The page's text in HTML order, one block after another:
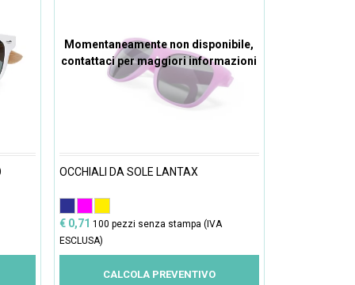
Momentaneamente non disponibile,
contattaci per maggiori informazioni
OCCHIALI DA SOLE LANTAX
€ 0,71 100 pezzi senza stampa (IVA
ESCLUSA)
CALCOLA PREVENTIVO